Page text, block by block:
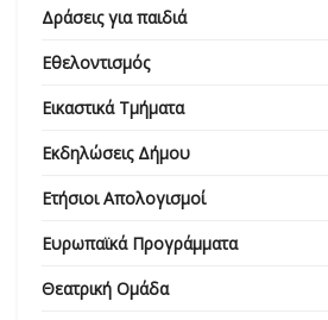
Δράσεις για παιδιά
Εθελοντισμός
Εικαστικά Τμήματα
Εκδηλώσεις Δήμου
Ετήσιοι Απολογισμοί
Ευρωπαϊκά Προγράμματα
Θεατρική Ομάδα